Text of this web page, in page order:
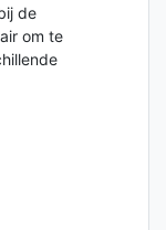
de
om te